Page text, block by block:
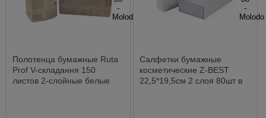
Полотенца бумажные Ruta
Prof V-складання 150
листов 2-слойные белые
Салфетки бумажные
косметические Z-BEST
22,5*19,5см 2 слоя 80шт в